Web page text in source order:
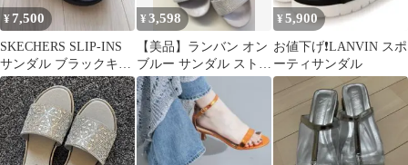
¥ 7,500
SKECHERS SLIP-INS
サンダル ブラックキラ
キラ美品
¥3,598
【美品】ランバン オン
ブルー サンダル ストラ
ップ ベージュ 23cm
¥ 5,900
お値下げ❗️LANVIN スポ
ーティサンダル